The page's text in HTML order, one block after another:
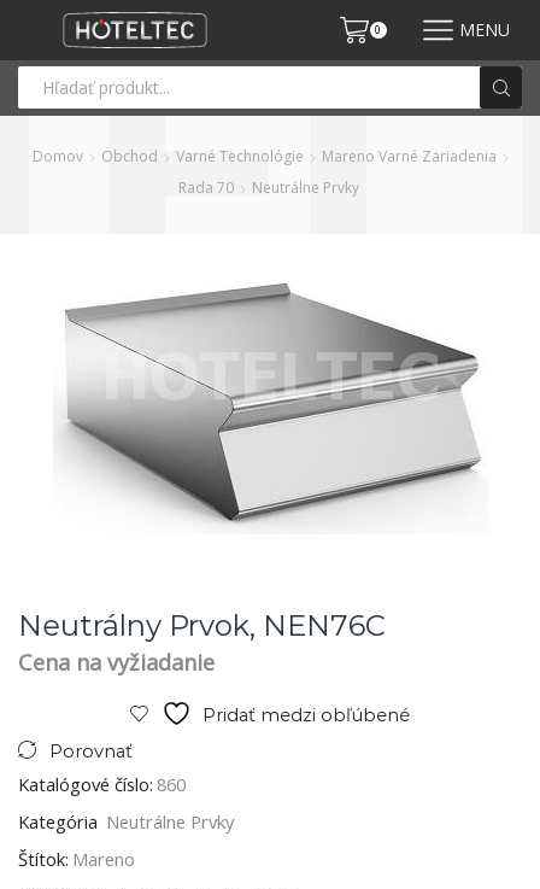
0 MENU
Domov Obchod Varné Technológie
Mareno Varné Zariadenia
Rada 70
Neutrálne Prvky
Neutrálny Prvok, NEN76C
Cena na vyžiadanie
Pridať medzi obľúbené
Porovnať
Katalógové číslo: 860
Kategória Neutrálne Prvky
Štítok: Mareno